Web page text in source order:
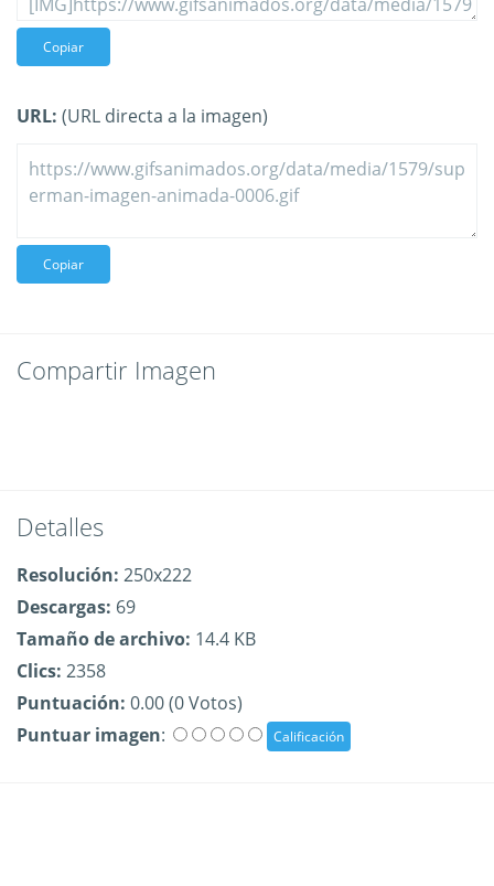
Copiar
URL: (URL directa a la imagen)
Copiar
Compartir Imagen
Detalles
Resolución: 250x222
Descargas: 69
Tamaño de archivo: 14.4 KB
Clics: 2358
Puntuación: 0.00 (0 Votos)
Puntuar imagen: